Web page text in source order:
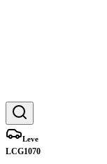
Leve
LCG1070